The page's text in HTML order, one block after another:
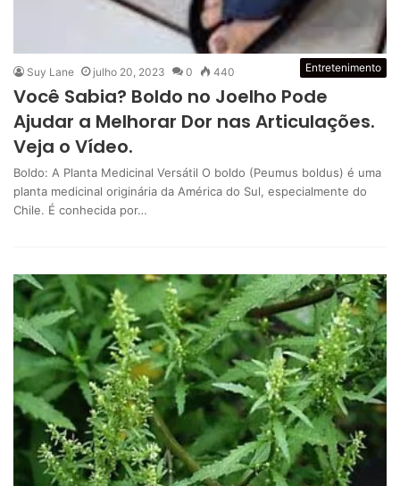
Entretenimento
Suy Lane julho 20, 2023 0 440
Você Sabia? Boldo no Joelho Pode
Ajudar a Melhorar Dor nas Articulações.
Veja o Vídeo.
Boldo: A Planta Medicinal Versátil O boldo (Peumus boldus) é uma
planta medicinal originária da América do Sul, especialmente do
Chile. É conhecida por…